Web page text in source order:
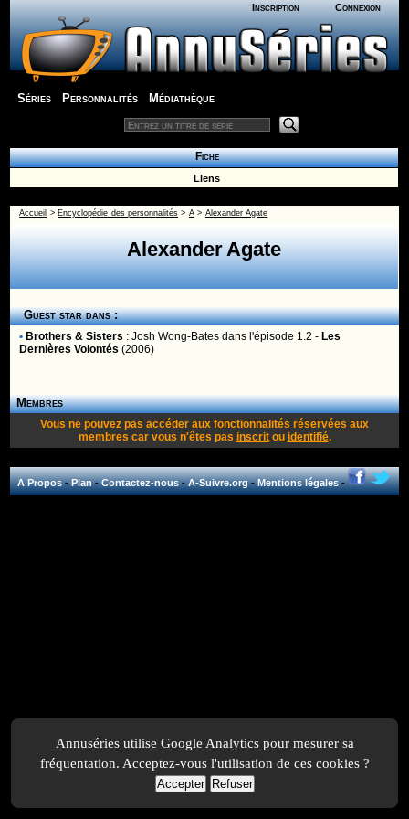
Inscription Connexion
Séries Personnalités Médiathèque
Fiche
Liens
Accueil > Encyclopédie des personnalités > A> Alexander Agate
Alexander Agate
Guest star dans :
• Brothers & Sisters :Josh Wong-Bates dans l'épisode 1.2 - Les
Dernières Volontés (2006)
Membres
Vous ne pouvez pas accéder aux fonctionnalités réservées aux
membres car vous n'êtes pas inscritou identifié.
A Propos-Plan-Contactez-nous-A-Suivre.org-Mentions légales-
Annuséries utilise Google Analytics pour mesurer sa
fréquentation. Acceptez-vous l'utilisation de ces cookies ?
Accepter Refuser